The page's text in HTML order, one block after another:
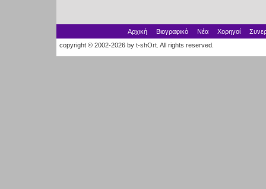
Αρχική Βιογραφικό Νέα Χορηγοί
copyright © 2002-2026 by t-shOrt. All rights reserved.